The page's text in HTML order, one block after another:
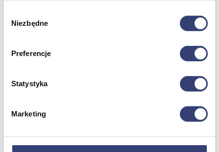
zgody
Niezbędne
Preferencje
Statystyka
Marketing
Zobacz wszystko
Meble medyczne
Kozetki
Stoły
Fotele
Zobacz wszystko